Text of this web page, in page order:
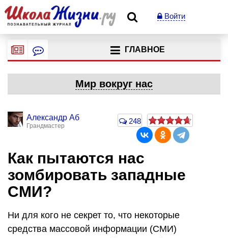
Войти
ГЛАВНОЕ
Мир вокруг нас
Александр Аб
Грандмастер
248
Как пытаются нас
зомбировать западные
СМИ?
Ни для кого не секрет то, что некоторые
средства массовой информации (СМИ)